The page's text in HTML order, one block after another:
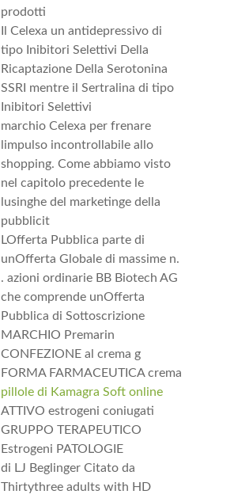
prodotti
Il Celexa un antidepressivo di
tipo Inibitori Selettivi Della
Ricaptazione Della Serotonina
SSRI mentre il Sertralina di tipo
Inibitori Selettivi
marchio Celexa per frenare
limpulso incontrollabile allo
shopping. Come abbiamo visto
nel capitolo precedente le
lusinghe del marketinge della
pubblicit
LOfferta Pubblica parte di
unOfferta Globale di massime n.
. azioni ordinarie BB Biotech AG
che comprende unOfferta
Pubblica di Sottoscrizione
MARCHIO Premarin
CONFEZIONE al crema g
FORMA FARMACEUTICA crema
pillole di Kamagra Soft online
ATTIVO estrogeni coniugati
GRUPPO TERAPEUTICO
Estrogeni PATOLOGIE
di LJ Beglinger Citato da
Thirtythree adults with HD